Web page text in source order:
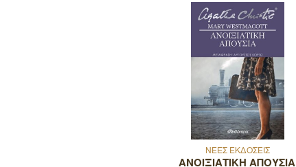
ΝΕΕΣ ΕΚΔΟΣΕΙΣ
ΑΝΟΙΞΙΑΤΙΚΗ ΑΠΟΥΣΙΑ